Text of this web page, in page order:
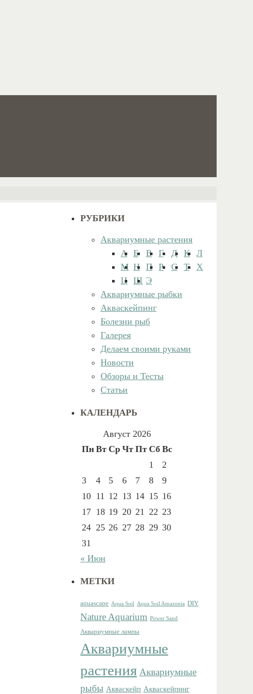
РУБРИКИ
Аквариумные растения
А Б В Г Д К
Л
М Н П Р С Т
Х
Ц Щ Э
Аквариумные рыбки
Акваскейпинг
Болезни рыб
Галерея
Делаем своими руками
Новости
Обзоры и Тесты
Статьи
КАЛЕНДАРЬ
Август 2026
Пн Вт Ср Чт Пт Сб Вс
1
2
3
4 5 6 7 8
9
10 11 12 13 14 15 16
17 18 19 20 21 22 23
24 25 26 27 28 29 30
31
« Июн
МЕТКИ
aquascape Aqua Soil Aqua Soil Amazonia DIY
Nature Aquarium Power Sand
Аквариумные лампы
Аквариумные
растения Аквариумные
рыбы Акваскейп Акваскейпинг